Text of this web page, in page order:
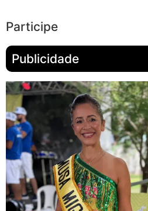
Participe
Publicidade